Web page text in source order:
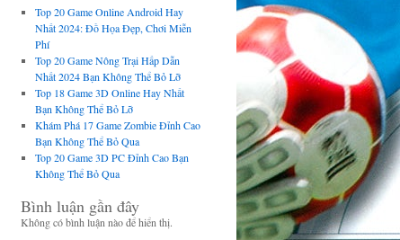
Top 20 Game Online Android Hay
Nhất 2024: Đồ Họa Đẹp, Chơi Miễn
Phí
Top 20 Game Nông Trại Hấp Dẫn
Nhất 2024 Bạn Không Thể Bỏ Lỡ
Top 18 Game 3D Online Hay Nhất
Bạn Không Thể Bỏ Lỡ
Khám Phá 17 Game Zombie Đỉnh Cao
Bạn Không Thể Bỏ Qua
Top 20 Game 3D PC Đỉnh Cao Bạn
Không Thể Bỏ Qua
Bình luận gần đây
Không có bình luận nào để hiển thị.